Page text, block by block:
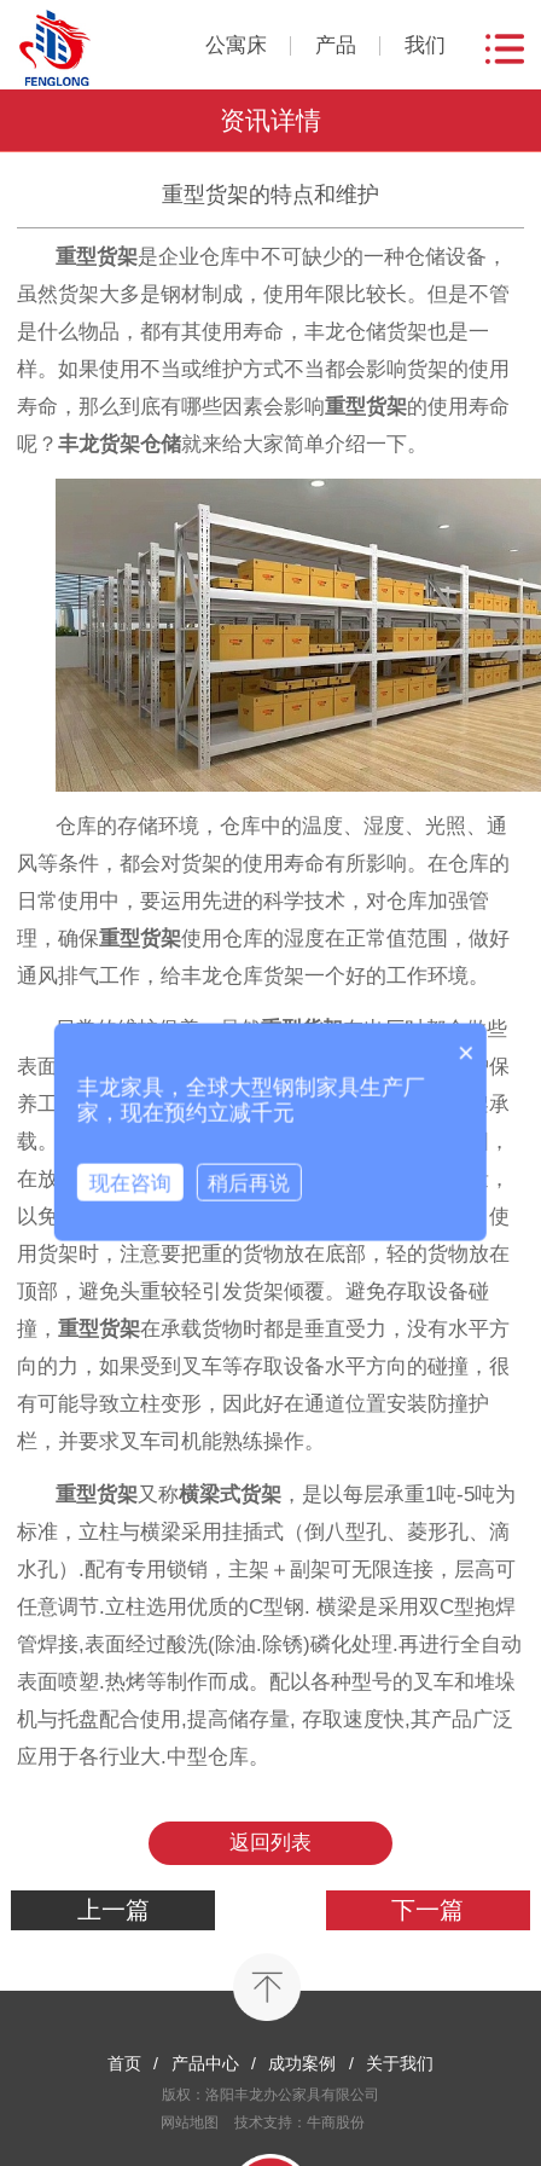
公寓床 产品 我们
资讯详情
重型货架的特点和维护
重型货架是企业仓库中不可缺少的一种仓储设备，
虽然货架大多是钢材制成，使用年限比较长。但是不管
是什么物品，都有其使用寿命，丰龙仓储货架也是一
样。如果使用不当或维护方式不当都会影响货架的使用
寿命，那么到底有哪些因素会影响重型货架的使用寿命
呢？ 丰龙货架仓储就来给大家简单介绍一下。
仓库的存储环境，仓库中的温度、湿度、光照、通
风等条件，都会对货架的使用寿命有所影响。在仓库的
日常使用中，要运用先进的科学技术，对仓库加强管
理，确保重型货架使用仓库的湿度在正常值范围，做好
通风排气工作，给丰龙仓库货架一个好的工作环境。
日常的维护保养，虽然重型货架在出厂时都会做些
表面处理工艺，但是在日常的使用过程中要做好维护保
养工作，定时涂抹保护漆，避免因为生锈而影响货架承
载。确保在承载范围内，定制武汉货架时有承载范围，
在放置货物的时候，尽量不要超过货架的最大承载量，
以免货架立柱变形，缩短使用寿命。避免头重脚轻，使
用货架时，注意要把重的货物放在底部，轻的货物放在
顶部，避免头重较轻引发货架倾覆。避免存取设备碰
撞， 重型货架在承载货物时都是垂直受力，没有水平方
向的力，如果受到叉车等存取设备水平方向的碰撞，很
有可能导致立柱变形，因此好在通道位置安装防撞护
栏，并要求叉车司机能熟练操作。
重型货架又称横梁式货架 ，是以每层承重1吨-5吨为
标准，立柱与横梁采用挂插式（倒八型孔、菱形孔、滴
水孔）.配有专用锁销，主架＋副架可无限连接，层高可
任意调节.立柱选用优质的C型钢. 横梁是采用双C型抱焊
管焊接,表面经过酸洗(除油.除锈)磷化处理.再进行全自动
表面喷塑.热烤等制作而成。配以各种型号的叉车和堆垛
机与托盘配合使用,提高储存量, 存取速度快,其产品广泛
应用于各行业大.中型仓库。
返回列表
上一篇 下一篇
首页 / 产品中心 / 成功案例 / 关于我们
版权：洛阳丰龙办公家具有限公司
网站地图
技术支持：牛商股份
×
丰龙家具，全球大型钢制家具生产厂
家，现在预约立减千元
现在咨询 稍后再说